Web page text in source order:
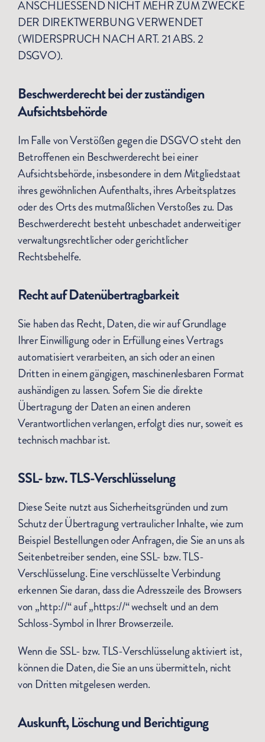
ANSCHLIESSEND NICHT MEHR ZUM ZWECKE
DER DIREKTWERBUNG VERWENDET
(WIDERSPRUCH NACH ART. 21 ABS. 2
DSGVO).
Beschwerde­recht bei der zuständigen
Aufsichts­behörde
Im Falle von Verstößen gegen die DSGVO steht den
Betroffenen ein Beschwerderecht bei einer
Aufsichtsbehörde, insbesondere in dem Mitgliedstaat
ihres gewöhnlichen Aufenthalts, ihres Arbeitsplatzes
oder des Orts des mutmaßlichen Verstoßes zu. Das
Beschwerderecht besteht unbeschadet anderweitiger
verwaltungsrechtlicher oder gerichtlicher
Rechtsbehelfe.
Recht auf Daten­übertrag­barkeit
Sie haben das Recht, Daten, die wir auf Grundlage
Ihrer Einwilligung oder in Erfüllung eines Vertrags
automatisiert verarbeiten, an sich oder an einen
Dritten in einem gängigen, maschinenlesbaren Format
aushändigen zu lassen. Sofern Sie die direkte
Übertragung der Daten an einen anderen
Verantwortlichen verlangen, erfolgt dies nur, soweit es
technisch machbar ist.
SSL- bzw. TLS-Verschlüsselung
Diese Seite nutzt aus Sicherheitsgründen und zum
Schutz der Übertragung vertraulicher Inhalte, wie zum
Beispiel Bestellungen oder Anfragen, die Sie an uns als
Seitenbetreiber senden, eine SSL- bzw. TLS-
Verschlüsselung. Eine verschlüsselte Verbindung
erkennen Sie daran, dass die Adresszeile des Browsers
von „http://“ auf „https://“ wechselt und an dem
Schloss-Symbol in Ihrer Browserzeile.
Wenn die SSL- bzw. TLS-Verschlüsselung aktiviert ist,
können die Daten, die Sie an uns übermitteln, nicht
von Dritten mitgelesen werden.
Auskunft, Löschung und Berichtigung